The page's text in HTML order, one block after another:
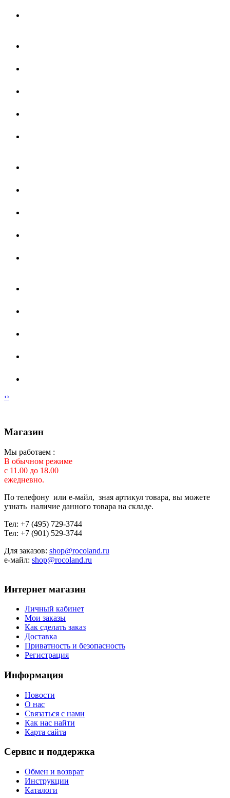
‹›
Магазин
Мы работаем :
В обычном режиме
с 11.00 до 18.00
ежедневно.
По телефону или е-майл, зная артикул товара, вы можете
узнать наличие данного товара на складе.
Тел: +7 (495) 729-3744
Тел: +7 (901) 529-3744
Для заказов: shop@rocoland.ru
е-майл: shop@rocoland.ru
Интернет магазин
Личный кабинет
Мои заказы
Как сделать заказ
Доставка
Приватность и безопасность
Регистрация
Информация
Новости
О нас
Связаться с нами
Как нас найти
Карта сайта
Сервис и поддержка
Обмен и возврат
Инструкции
Каталоги